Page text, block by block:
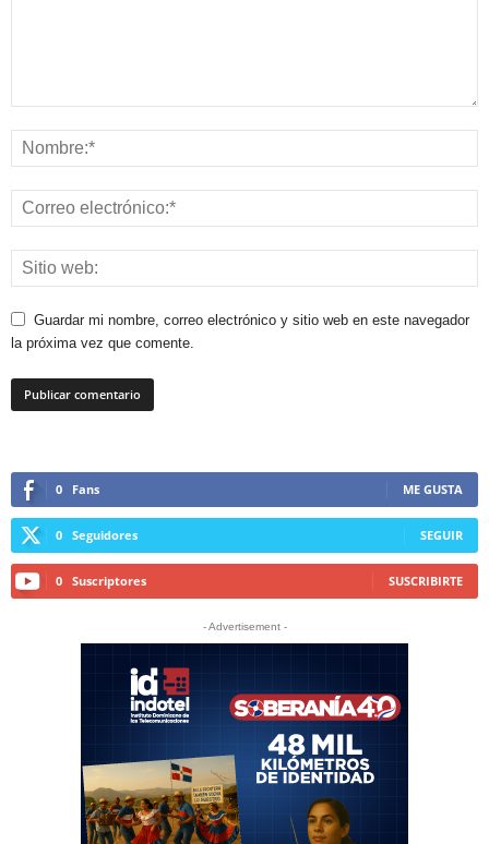
Guardar mi nombre, correo electrónico y sitio web en este navegador
la próxima vez que comente.
0 Fans ME GUSTA
0 Seguidores SEGUIR
0 Suscriptores SUSCRIBIRTE
- Advertisement -